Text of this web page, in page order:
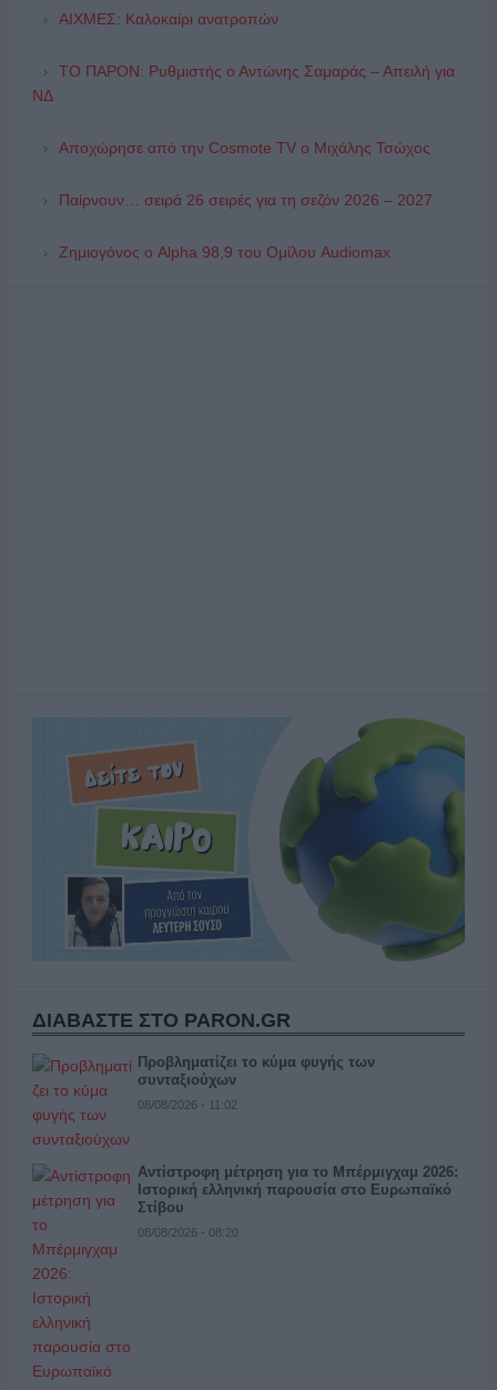
ΑΙΧΜΕΣ: Καλοκαίρι ανατροπών
ΤΟ ΠΑΡΟΝ: Ρυθμιστής ο Αντώνης Σαμαράς – Απειλή για
ΝΔ
Αποχώρησε από την Cosmote TV o Μιχάλης Τσώχος
Παίρνουν… σειρά 26 σειρές για τη σεζόν 2026 – 2027
Ζημιογόνος ο Alpha 98,9 του Ομίλου Audiomax
ΔΙΑΒΑΣΤΕ ΣΤΟ PARON.GR
Προβληματίζει το κύμα φυγής των
συνταξιούχων
08/08/2026 - 11:02
Αντίστροφη μέτρηση για το Μπέρμιγχαμ 2026:
Ιστορική ελληνική παρουσία στο Ευρωπαϊκό
Στίβου
08/08/2026 - 08:20